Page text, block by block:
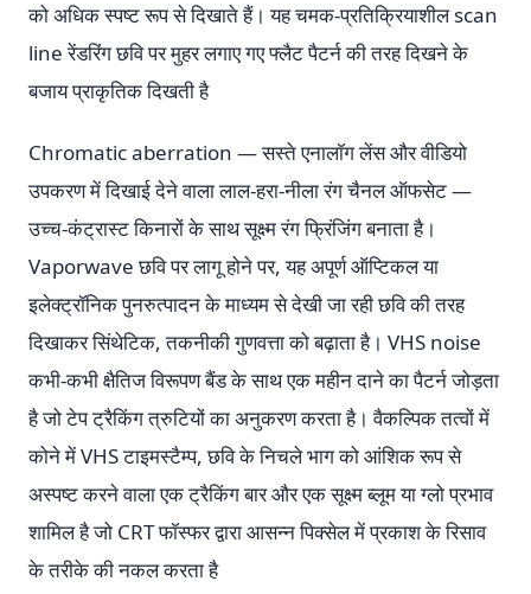
को अधिक स्पष्ट रूप से दिखाते हैं। यह चमक-प्रतिक्रियाशील scan
line रेंडरिंग छवि पर मुहर लगाए गए फ्लैट पैटर्न की तरह दिखने के
बजाय प्राकृतिक दिखती है
Chromatic aberration — सस्ते एनालॉग लेंस और वीडियो
उपकरण में दिखाई देने वाला लाल-हरा-नीला रंग चैनल ऑफसेट —
उच्च-कंट्रास्ट किनारों के साथ सूक्ष्म रंग फ्रिंजिंग बनाता है।
Vaporwave छवि पर लागू होने पर, यह अपूर्ण ऑप्टिकल या
इलेक्ट्रॉनिक पुनरुत्पादन के माध्यम से देखी जा रही छवि की तरह
दिखाकर सिंथेटिक, तकनीकी गुणवत्ता को बढ़ाता है। VHS noise
कभी-कभी क्षैतिज विरूपण बैंड के साथ एक महीन दाने का पैटर्न जोड़ता
है जो टेप ट्रैकिंग त्रुटियों का अनुकरण करता है। वैकल्पिक तत्वों में
कोने में VHS टाइमस्टैम्प, छवि के निचले भाग को आंशिक रूप से
अस्पष्ट करने वाला एक ट्रैकिंग बार और एक सूक्ष्म ब्लूम या ग्लो प्रभाव
शामिल है जो CRT फॉस्फर द्वारा आसन्न पिक्सेल में प्रकाश के रिसाव
के तरीके की नकल करता है